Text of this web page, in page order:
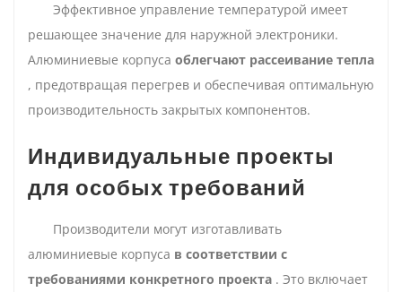
Эффективное управление температурой имеет
решающее значение для наружной электроники.
Алюминиевые корпуса облегчают рассеивание тепла
, предотвращая перегрев и обеспечивая оптимальную
производительность закрытых компонентов.
Индивидуальные проекты
для особых требований
Производители могут изготавливать
алюминиевые корпуса в соответствии с
требованиями конкретного проекта . Это включает